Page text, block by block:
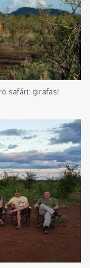
safári: girafas!